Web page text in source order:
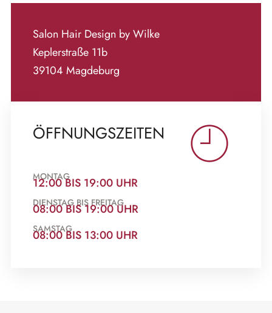
Salon Hair Design by Wilke
Keplerstraße 11b
39104 Magdeburg
ÖFFNUNGS­ZEITEN
MONTAG
12:00 BIS 19:00 UHR
DIENSTAG BIS FREITAG
08:00 BIS 19:00 UHR
SAMSTAG
08:00 BIS 13:00 UHR